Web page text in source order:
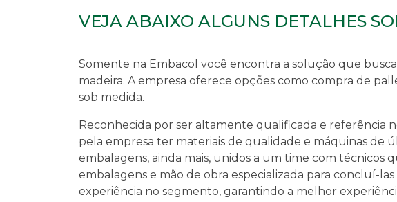
VEJA ABAIXO ALGUNS DETALHES
Somente na Embacol você encontra a solução que
madeira. A empresa oferece opções como compra de
sob medida.
Reconhecida por ser altamente qualificada e referência
pela empresa ter materiais de qualidade e máquinas de
embalagens, ainda mais, unidos a um time com técnicos
embalagens e mão de obra especializada para concluí-
experiência no segmento, garantindo a melhor